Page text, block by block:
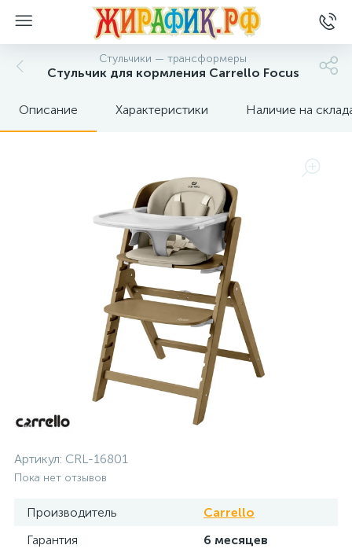
Стульчики — трансформеры
Стульчик для кормления Carrello Focus
Описание Характеристики Наличие на
Артикул: CRL-16801
Пока нет отзывов
Производитель
Carrello
Гарантия
6 месяцев